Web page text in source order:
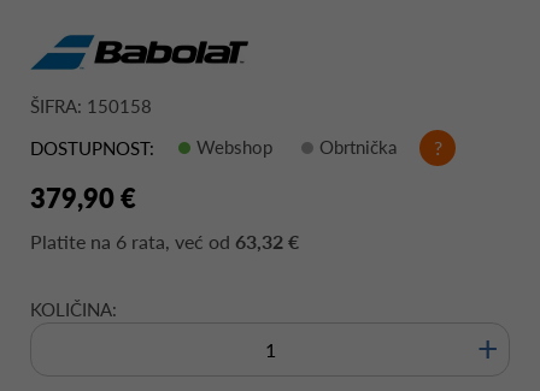
ŠIFRA: 150158
DOSTUPNOST:
Webshop Obrtnička ?
379,90 €
Platite na 6 rata, već od 63,32 €
KOLIČINA:
+